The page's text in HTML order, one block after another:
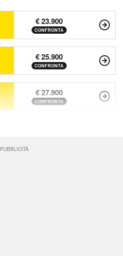
€ 23.900
CONFRONTA
€ 25.900
CONFRONTA
€ 27.900
CONFRONTA
PUBBLICITÀ